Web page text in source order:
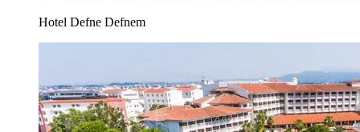
Hotel Defne Defnem